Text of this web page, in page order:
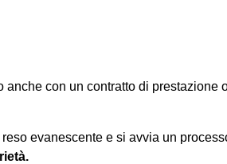
con un contratto di prestazione
evanescente e si avvia un